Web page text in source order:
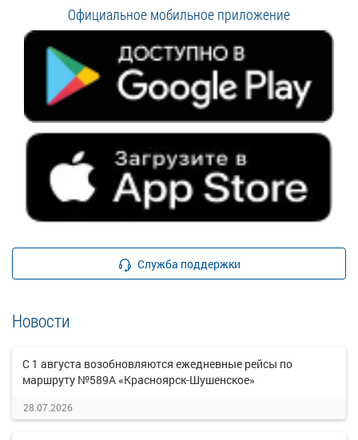
Официальное мобильное приложение
Служба поддержки
Новости
С 1 августа возобновляются ежедневные рейсы по
маршруту №589А «Красноярск-Шушенское»
28.07.2026